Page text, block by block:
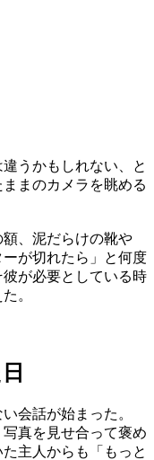
うかもしれない、と
まのカメラを眺める
、泥だらけの靴や
が切れたら」と何度
が必要としている時
。
会話が始まった。
写真を見せ合って褒め
主人からも「もっと